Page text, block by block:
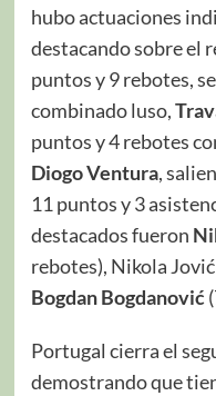
hubo actuaciones
destacando sobre el
puntos y 9 rebotes,
combinado luso,
puntos y 4 rebotes
Diogo Ventura,
11 puntos y 3
destacados fueron
rebotes), Nikola
Bogdan Bogdanović
Portugal cierra el
demostrando que